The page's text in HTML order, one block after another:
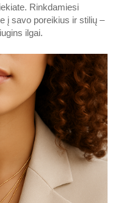
Rinkdamiesi
į savo poreikius ir stilių –
ilgai.